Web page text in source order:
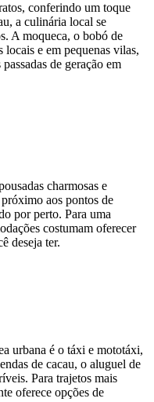
conferindo um toque
a culinária local se
A moqueca, o bobó de
e em pequenas vilas,
de geração em
charmosas e
próximo aos pontos de
por perto. Para uma
costumam oferecer
deseja ter.
urbana é o táxi e mototáxi,
de cacau, o aluguel de
Para trajetos mais
oferece opções de